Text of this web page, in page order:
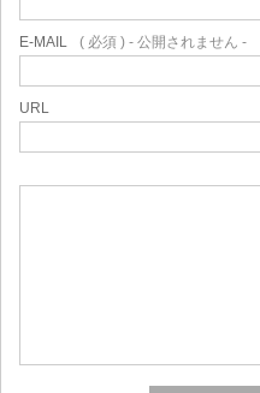
E-MAIL ( 必須 ) - 公開されません -
URL